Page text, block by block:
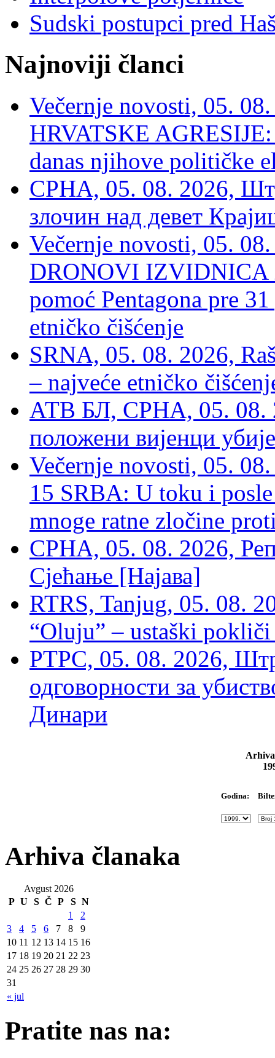
Sudski postupci pred
Najnoviji članci
Večernje novosti, 05.
HRVATSKE
danas njihove političke
СРНА, 05. 08. 2026,
злочин над девет
Večernje novosti, 05.
DRONOVI IZVIDNICA
pomoć Pentagona pre
etničko čišćenje
SRNA, 05. 08. 2026,
– najveće etničko
АТВ БЛ, СРНА, 05. 08.
положени вијенци
Večernje novosti, 05.
15 SRBA: U toku i
mnoge ratne zločine
СРНА, 05. 08. 2026,
Сјећање [Најава]
RTRS, Tanjug, 05. 08.
“Oluju” – ustaški
РТРС, 05. 08. 2026,
одговорности за
Динари
Godina:
Arhiva članaka
Avgust 2026
P U S Č P S N
« jul
1
2
3
4 5 6 7 8
9
10 11 12 13 14 15 16
17 18 19 20 21 22 23
24 25 26 27 28 29 30
31
Pratite nas na: